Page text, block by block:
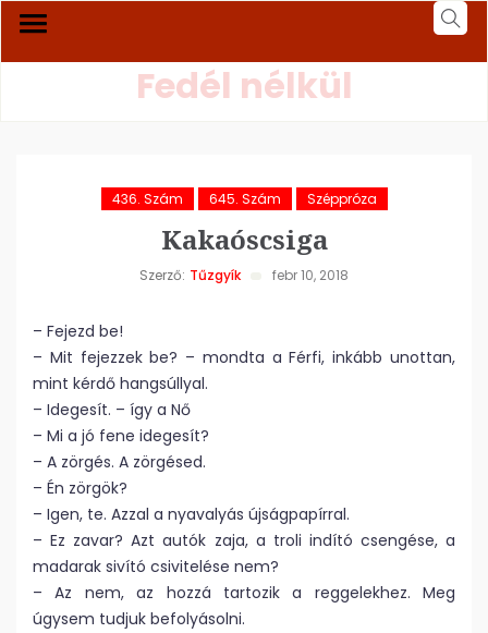
Fedél nélkül
436. Szám 645. Szám Széppróza
Kakaóscsiga
Szerző: Tűzgyík febr 10, 2018
– Fejezd be!
– Mit fejezzek be? – mondta a Férfi, inkább unottan,
mint kérdő hangsúllyal.
– Idegesít. – így a Nő
– Mi a jó fene idegesít?
– A zörgés. A zörgésed.
– Én zörgök?
– Igen, te. Azzal a nyavalyás újságpapírral.
– Ez zavar? Azt autók zaja, a troli indító csengése, a
madarak sivító csivitelése nem?
– Az nem, az hozzá tartozik a reggelekhez. Meg
úgysem tudjuk befolyásolni.